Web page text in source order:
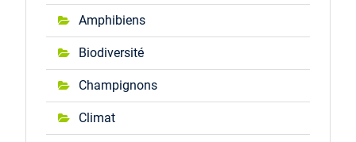
Amphibiens
Biodiversité
Champignons
Climat